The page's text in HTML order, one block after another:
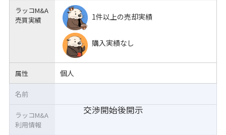
ラッコM&A
売買実績
1件以上の売却実績
購入実績なし
属性 個人
交渉開始後開示
名前
ラッコM&A
利用情報